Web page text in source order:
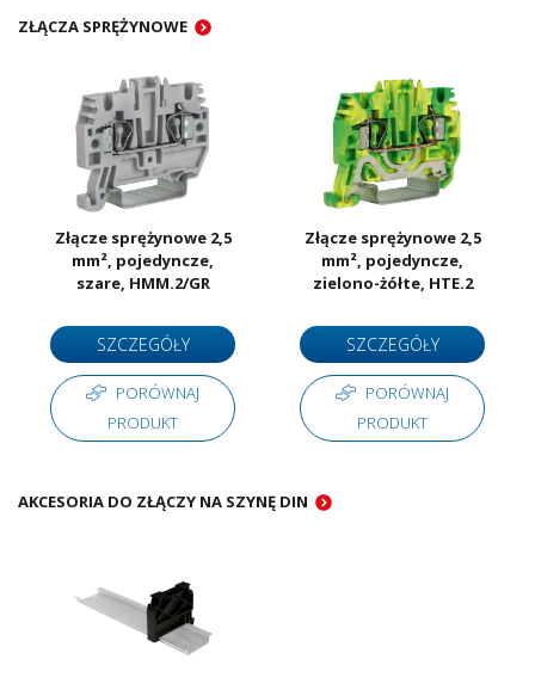
ZŁĄCZA SPRĘŻYNOWE
Złącze sprężynowe 2,5
mm², pojedyncze,
szare, HMM.2/GR
SZCZEGÓŁY
PORÓWNAJ
PRODUKT
Złącze sprężynowe 2,5
mm², pojedyncze,
zielono-żółte, HTE.2
SZCZEGÓŁY
PORÓWNAJ
PRODUKT
AKCESORIA DO ZŁĄCZY NA SZYNĘ DIN